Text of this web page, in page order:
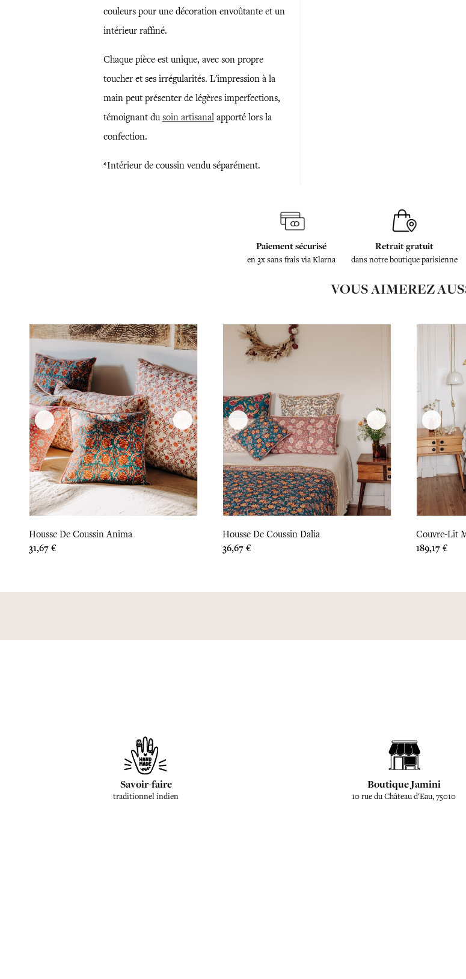
couleurs pour une décoration envoûtante et un
intérieur raffiné.
Chaque pièce est unique, avec son propre
toucher et ses irrégularités. L'impression à la
main peut présenter de légères imperfections,
témoignant dusoin artisanalapporté lors la
confection.
*Intérieur de coussin vendu séparément.
Paiement sécurisé
en 3x sans frais via Klarna
Retrait gratuit
dans notre boutique parisienne
VOUS AIMEREZ
Housse De Coussin Anima
Prix
31,67 €
Housse De Coussin Dalia
Prix
36,67 €
Couvre-Lit
Prix
189,17 €
Savoir-faire
traditionnel indien
Boutique Jamini
10 rue du Château d'Eau, 75010